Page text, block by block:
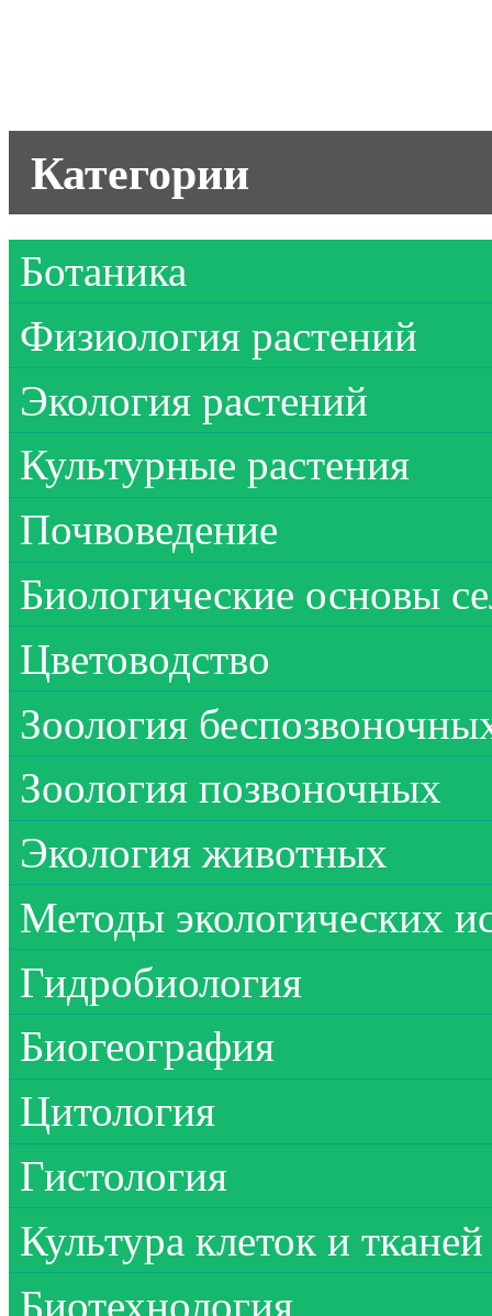
Категории
Ботаника
Физиология растений
Экология растений
Культурные растения
Почвоведение
Биологические основы
Цветоводство
Зоология
Зоология позвоночных
Экология животных
Методы экологических
Гидробиология
Биогеография
Цитология
Гистология
Культура клеток и тканей
Биотехнология